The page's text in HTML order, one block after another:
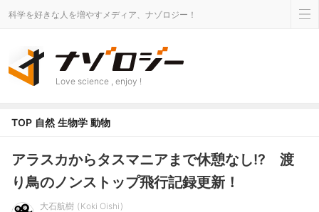
科学を好きな人を増やすメディア、ナゾロジー！
Love science , enjoy !
TOP 自然 生物学 動物
アラスカからタスマニアまで休憩なし!? 渡
り鳥のノンストップ飛行記録更新！
大石航樹
Koki Oishi